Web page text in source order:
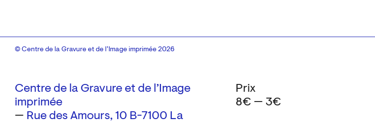
Centre de la Gravure et de l’Image
imprimée
— Rue des Amours, 10 B-7100 La
Prix
8€ — 3€
© Centre de la Gravure et de l’Image imprimée 2026